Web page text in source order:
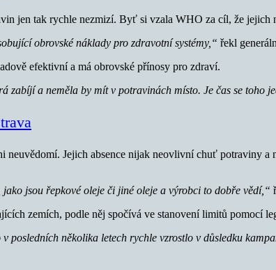
jen tak rychle nezmizí. Byť si vzala WHO za cíl, že
obrovské náklady pro zdravotní systémy,“ řekl
efektivní a má obrovské přínosy pro zdraví.
zabíjí a neměla by mít v potravinách místo. Je čas se toho
Jejich absence nijak neovlivní chuť potraviny
jsou řepkové oleje či jiné oleje a výrobci to dobře vědí,“
zemích, podle něj spočívá ve stanovení limitů pomocí
několika letech rychle vzrostlo v důsledku